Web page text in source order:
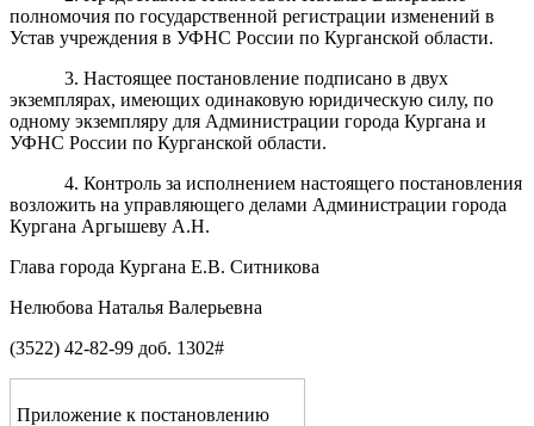
полномочия по государственной регистрации изменений в
Устав учреждения в УФНС России по Курганской области.
3. Настоящее постановление подписано в двух
экземплярах, имеющих одинаковую юридическую силу, по
одному экземпляру для Администрации города Кургана и
УФНС России по Курганской области.
4. Контроль за исполнением настоящего постановления
возложить на управляющего делами Администрации города
Кургана Аргышеву А.Н.
Глава города Кургана Е.В. Ситникова
Нелюбова Наталья Валерьевна
(3522) 42-82-99 доб. 1302#
Приложение к постановлению